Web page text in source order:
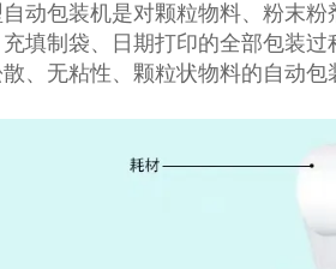
动包装机是对颗粒物料、粉末
填制袋、日期打印的全部包装
、无粘性、颗粒状物料的自动包